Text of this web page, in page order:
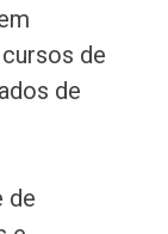
de
de
de